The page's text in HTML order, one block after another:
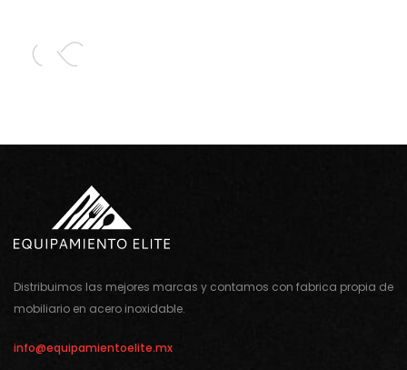
Distribuimos las mejores marcas y contamos con fabrica propia de
mobiliario en acero inoxidable.
info@equipamientoelite.mx